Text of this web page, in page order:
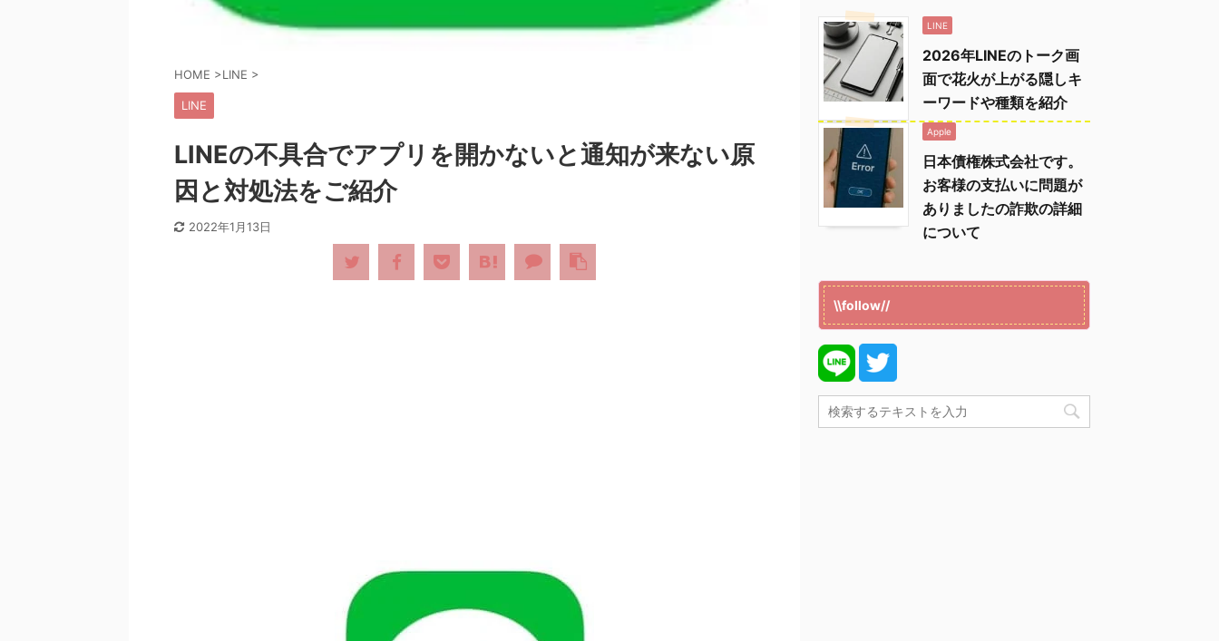
HOME >LINE >
LINE
LINEの不具合でアプリを開かないと通知が来ない原
因と対処法をご紹介
2022年1月13日
LINE
2026年LINEのトーク画
面で花火が上がる隠しキ
ーワードや種類を紹介
Apple
日本債権株式会社です。
お客様の支払いに問題が
ありましたの詐欺の詳細
について
\\follow//